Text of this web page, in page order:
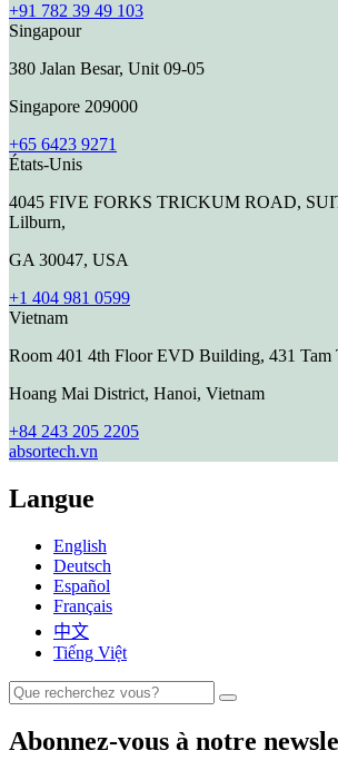
+91 782 39 49 103
Singapour
380 Jalan Besar, Unit 09-05
Singapore 209000
+65 6423 9271
États-Unis
4045 FIVE FORKS TRICKUM ROAD,
Lilburn,
GA 30047, USA
+1 404 981 0599
Vietnam
Room 401 4th Floor EVD Building, 431 Tam
Hoang Mai District, Hanoi, Vietnam
+84 243 205 2205
absortech.vn
Langue
English
Deutsch
Español
Français
中文
Tiếng Việt
Abonnez-vous à notre